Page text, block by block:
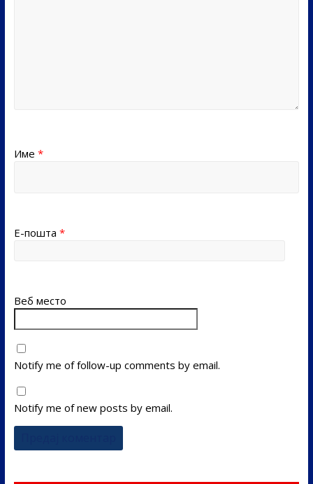
Име *
Е-пошта *
Веб место
Notify me of follow-up comments by email.
Notify me of new posts by email.